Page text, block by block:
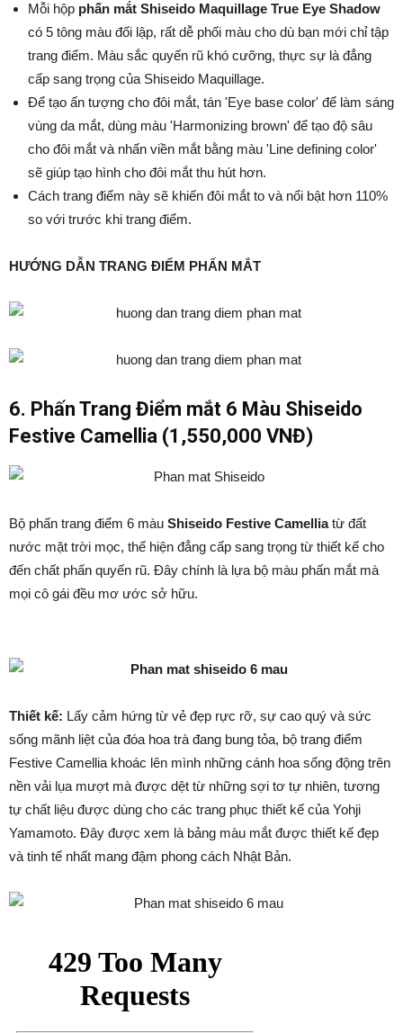
Mỗi hộp phấn mắt Shiseido Maquillage True Eye Shadow
có 5 tông màu đối lập, rất dễ phối màu cho dù bạn mới chỉ tập
trang điểm. Màu sắc quyến rũ khó cưỡng, thực sự là đẳng
cấp sang trọng của Shiseido Maquillage.
Để tạo ấn tượng cho đôi mắt, tán 'Eye base color' để làm sáng
vùng da mắt, dùng màu 'Harmonizing brown' để tạo độ sâu
cho đôi mắt và nhấn viền mắt bằng màu 'Line defining color'
sẽ giúp tạo hình cho đôi mắt thu hút hơn.
Cách trang điểm này sẽ khiến đôi mắt to và nổi bật hơn 110%
so với trước khi trang điểm.
HƯỚNG DẪN TRANG ĐIỂM PHẤN MẮT
6. Phấn Trang Điểm mắt 6 Màu Shiseido
Festive Camellia (1,550,000 VNĐ)
Bộ phấn trang điểm 6 màu Shiseido Festive Camelliatừ đất
nước mặt trời mọc, thể hiện đẳng cấp sang trọng từ thiết kế cho
đến chất phấn quyến rũ. Đây chính là lựa bộ màu phấn mắt mà
mọi cô gái đều mơ ước sở hữu.
Thiết kế: Lấy cảm hứng từ vẻ đẹp rực rỡ, sự cao quý và sức
sống mãnh liệt của đóa hoa trà đang bung tỏa, bộ trang điểm
Festive Camellia khoác lên mình những cánh hoa sống động trên
nền vải lụa mượt mà được dệt từ những sợi tơ tự nhiên, tương
tự chất liệu được dùng cho các trang phục thiết kế của Yohji
Yamamoto. Đây được xem là bảng màu mắt được thiết kế đẹp
và tinh tế nhất mang đậm phong cách Nhật Bản.